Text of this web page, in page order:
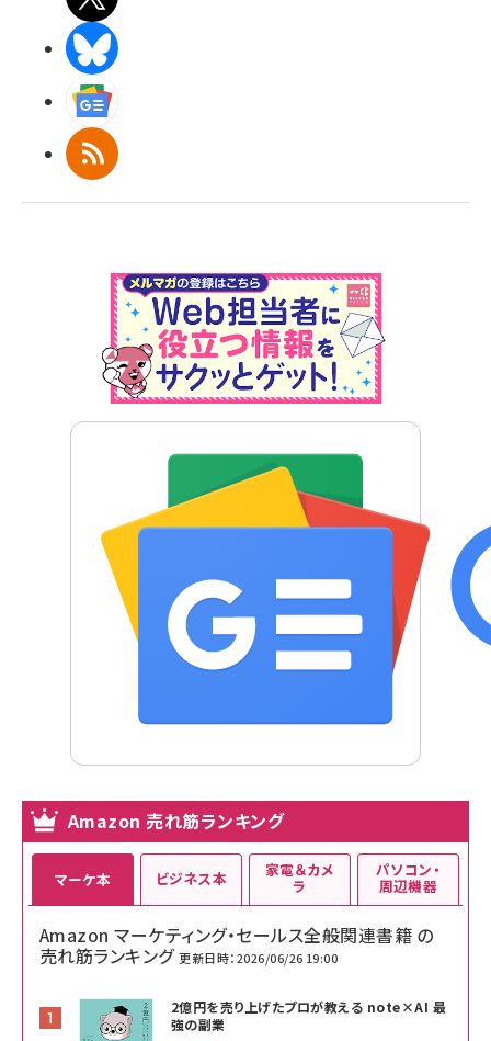
RSS
Amazon 売れ筋ランキング
マーケ本
Amazon マーケティング・セールス全般関連書籍 の
売れ筋ランキング 更新日時：2026/06/26 19:00
2億円を売り上げたプロが教える note×AI 最
強の副業
ビジネス本 家電＆カメ
ラ
パソコン・
周辺機器